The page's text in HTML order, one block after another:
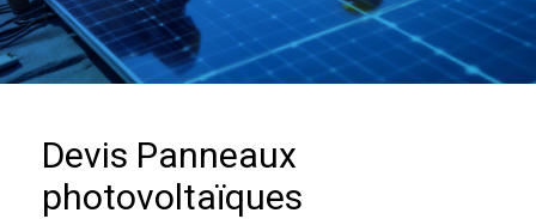
Devis Panneaux
photovoltaïques